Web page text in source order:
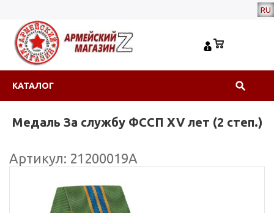
RU
КАТАЛОГ
Медаль За службу ФССП XV лет (2 степ.)
Артикул: 21200019А